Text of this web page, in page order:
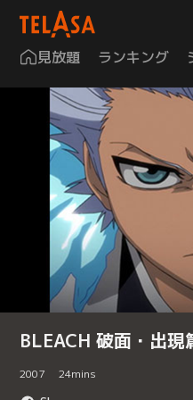
見放題 ランキング
BLEACH 破面・出
2007 24mins